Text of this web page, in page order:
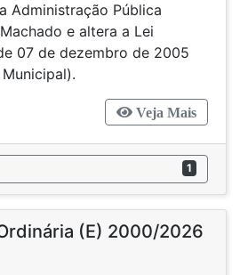
Administração Pública
e altera a Lei
07 de dezembro de 2005
Veja Mais
1
(E) 2000/2026